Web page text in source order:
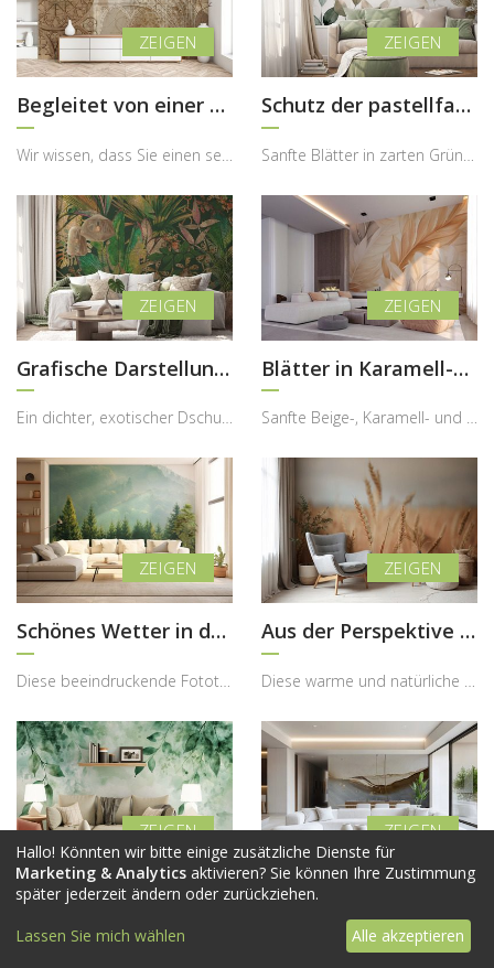
Begleitet von einer schönen Architektur
Wir wissen, dass Sie einen sehr unterschiedlichen ästhetischen Geschmack haben und darüber hinaus...
Schutz der pastellfarbenen Blätter
Sanfte Blätter in zarten Grün- und Beigetönen entfalten sich wie ein natürlicher Baldachin über d...
Grafische Darstellung des Dschungels
Ein dichter, exotischer Dschungel voller Leben und Struktur verwandelt diese Fototapete in ein be...
Blätter in Karamell-Harmonie
Sanfte Beige-, Karamell- und Cremetöne verschmelzen in dieser stilvollen Fototapete zu einer harm...
Schönes Wetter in den Bergen Aus der Perspektive eines Maisfeldes
Idylle unter dem Baum
Hallo! Könnten wir bitte einige zusätzliche Dienste für
Marketing & Analytics aktivieren? Sie können Ihre Zustimmung
später jederzeit ändern oder zurückziehen.
Lassen Sie mich wählen Alle akzeptieren